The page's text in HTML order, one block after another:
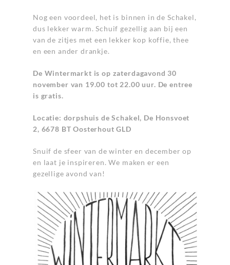
Nog een voordeel, het is binnen in de Schakel,
dus lekker warm. Schuif gezellig aan bij een
van de zitjes met een lekker kop koffie, thee
en een ander drankje.
De Wintermarkt is op zaterdagavond 30
november van 19.00 tot 22.00 uur. De entree
is gratis.
Locatie: dorpshuis de Schakel, De Honsvoet
2, 6678 BT Oosterhout GLD
Snuif de sfeer van de winter en december op
en laat je inspireren. We maken er een
gezellige avond van!